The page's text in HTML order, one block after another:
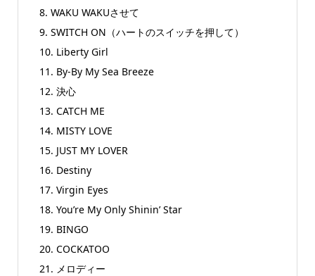
8. WAKU WAKUさせて
9. SWITCH ON（ハートのスイッチを押して）
10. Liberty Girl
11. By-By My Sea Breeze
12. 決心
13. CATCH ME
14. MISTY LOVE
15. JUST MY LOVER
16. Destiny
17. Virgin Eyes
18. You’re My Only Shinin’ Star
19. BINGO
20. COCKATOO
21. メロディー